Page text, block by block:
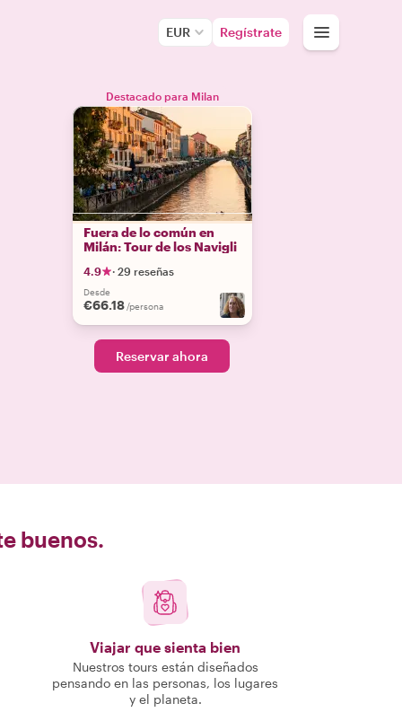
EUR Regístrate
Destacado para Milan
Fuera de lo común en
Milán: Tour de los Navigli
4.9 · 29 reseñas
Desde
€66.18 /persona
Reservar ahora
buenos.
Viajar que sienta bien
Nuestros tours están diseñados
pensando en las personas, los lugares
y el planeta.